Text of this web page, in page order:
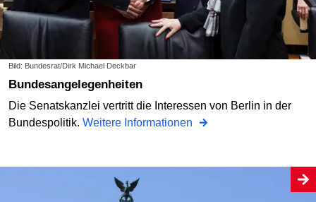
Bild: Bundesrat/Dirk Michael Deckbar
Bundesangelegenheiten
Die Senatskanzlei vertritt die Interessen von Berlin in der
Bundespolitik. Weitere Informationen